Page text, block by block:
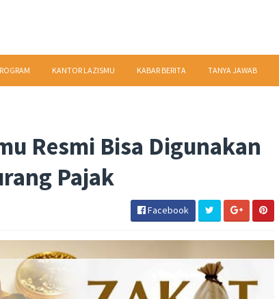
KANTOR LAZISMU KABAR BERITA TANYA JAWAB
Resmi Bisa Digunakan
Pajak
Facebook